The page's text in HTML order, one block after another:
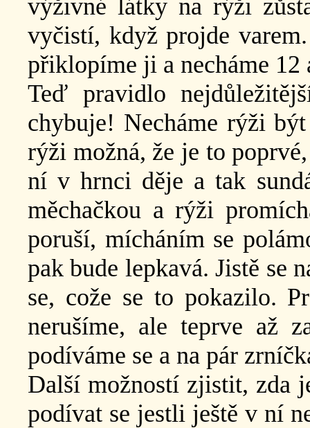
výživné látky na rýži
vyčistí, když projde
přiklopíme ji a necháme
Teď pravidlo
chybuje! Necháme rýži
rýži možná, že je to
ní v hrnci děje a tak
měchačkou a rýži
poruší, mícháním se
pak bude lepkavá. Jistě se
se, cože se to pokazilo.
nerušíme, ale teprve až
podíváme se a na pár
Další možností zjistit, zda
podívat se jestli ještě v ní